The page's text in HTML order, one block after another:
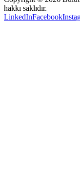
hakkı saklıdır.
LinkedInFacebook